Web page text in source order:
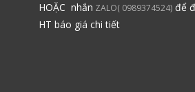
HOẶC nhắn ZALO( 0989374524)để
HT báo giá chi tiết